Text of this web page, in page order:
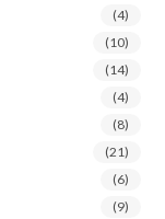
(4)
(10)
(14)
(4)
(8)
(21)
(6)
(9)